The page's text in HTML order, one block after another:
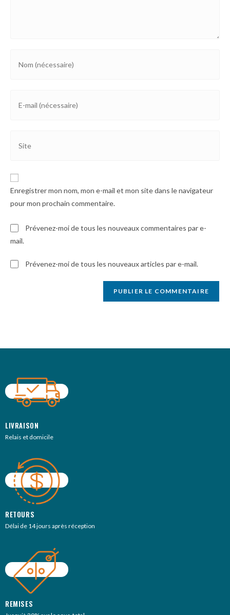
Enregistrer mon nom, mon e-mail et mon site dans le navigateur
pour mon prochain commentaire.
Prévenez-moi de tous les nouveaux commentaires par e-
mail.
Prévenez-moi de tous les nouveaux articles par e-mail.
LIVRAISON
Relais et domicile
RETOURS
Délai de 14 jours après réception
REMISES